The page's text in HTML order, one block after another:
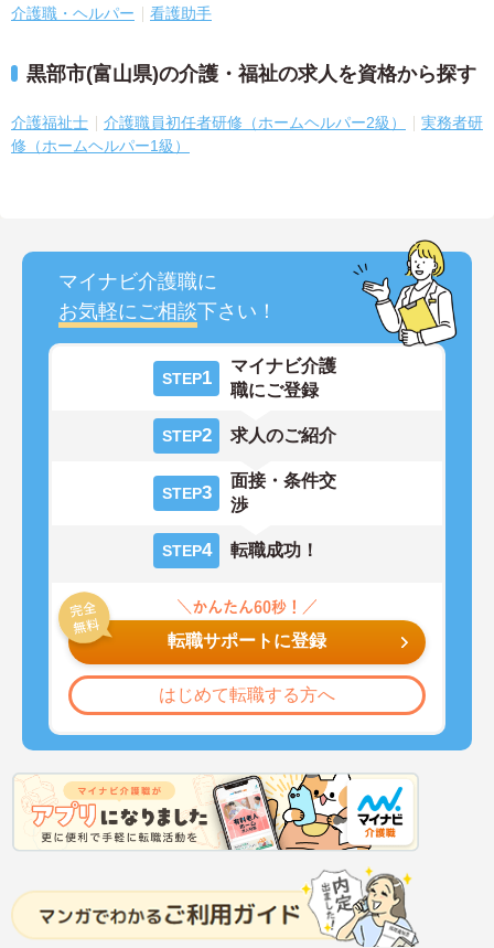
介護職・ヘルパー 看護助手
黒部市(富山県)の介護・福祉の求人を資格から探す
介護福祉士 介護職員初任者研修（ホームヘルパー2級）
実務者研
修（ホームヘルパー1級）
マイナビ介護職に
お気軽にご相談下さい！
STEP1
マイナビ介護
職にご登録
STEP2 求人のご紹介
STEP3
面接・条件交
渉
STEP4 転職成功！
転職サポートに登録
はじめて転職する方へ